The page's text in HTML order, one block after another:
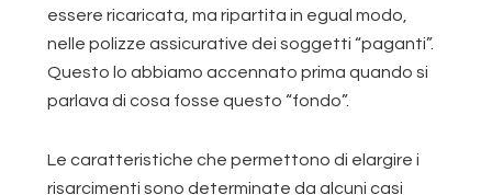
essere ricaricata, ma ripartita in egual modo,
nelle polizze assicurative dei soggetti “paganti”.
Questo lo abbiamo accennato prima quando si
parlava di cosa fosse questo “fondo”.
Le caratteristiche che permettono di elargire i
risarcimenti sono determinate da alcuni casi